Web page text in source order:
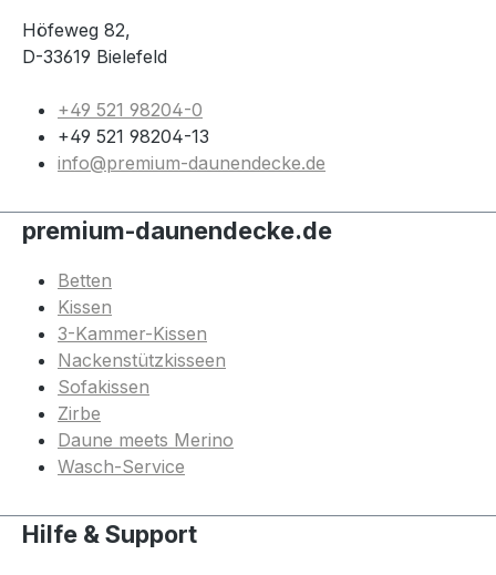
Höfeweg 82,
D-33619 Bielefeld
+49 521 98204-0
+49 521 98204-13
info@premium-daunendecke.de
premium-daunendecke.de
Betten
Kissen
3-Kammer-Kissen
Nackenstützkisseen
Sofakissen
Zirbe
Daune meets Merino
Wasch-Service
Hilfe & Support